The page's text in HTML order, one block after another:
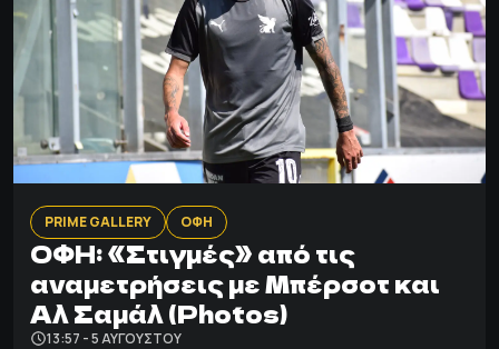
PRIME GALLERY ΟΦΗ
ΟΦΗ: «Στιγμές» από τις
αναμετρήσεις με Μπέρσοτ και
Αλ Σαμάλ (Photos)
13:57 - 5 ΑΥΓΟΎΣΤΟΥ